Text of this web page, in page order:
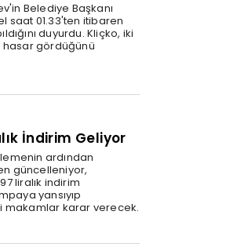
Belediye Başkanı
saat 01.33'ten itibaren
duyurdu. Kliçko, iki
hasar gördüğünü
İndirim Geliyor
ardından
güncelleniyor,
liralık indirim
yansıyıp
makamlar karar verecek.